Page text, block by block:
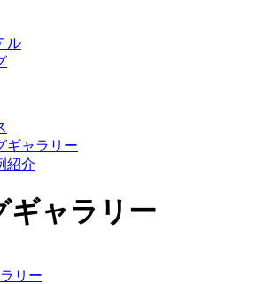
ル
ギャラリー
紹介
ギャラリー
リー